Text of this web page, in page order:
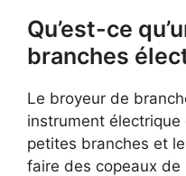
Qu’est-ce
branches
Le broyeur de
instrument
petites branches et
faire des copeaux de